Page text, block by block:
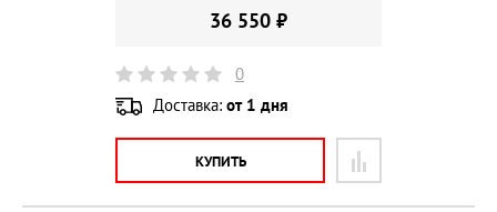
36 550 ₽
0
Доставка: от 1 дня
КУПИТЬ